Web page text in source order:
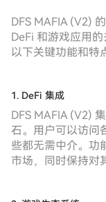
DFS MAFIA (V2)
DeFi 和游戏应用
以下关键功能和特
1. DeFi 集成
DFS MAFIA (V2)
石。用户可以访
些都无需中介。功
市场，同时保持对